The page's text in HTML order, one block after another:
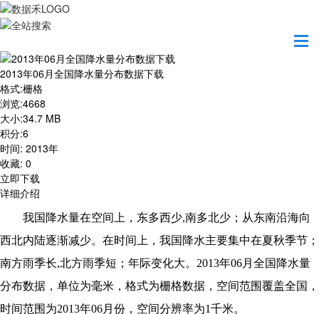
2013年06月全国降水量分布数据下载
格式:栅格
浏览:4668
大小:34.7 MB
积分:6
时间: 2013年
收藏: 0
立即下载
详细介绍
我国降水量在空间上，东多西少,南多北少；从东南沿海向
西北内陆逐渐减少。在时间上，我国降水主要集中在夏秋季节；
南方雨季长,北方雨季短；年际变化大。2013年06月全国降水量
分布数据，单位为毫米，格式为栅格数据，空间范围覆盖全国，
时间范围为2013年06月份，空间分辨率为1千米。